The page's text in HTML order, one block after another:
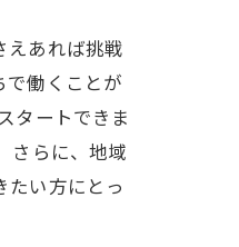
えあれば挑戦
働くことが
タートできま
さらに、地域
い方にとっ